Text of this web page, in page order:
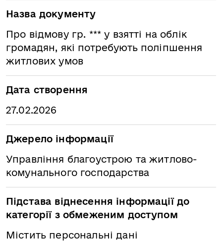
Назва документу
Про відмову гр. *** у взятті на облік
громадян, які потребують поліпшення
житлових умов
Дата створення
27.02.2026
Джерело інформації
Управління благоустрою та житлово-
комунального господарства
Підстава віднесення інформації до
категорії з обмеженим доступом
Містить персональні дані